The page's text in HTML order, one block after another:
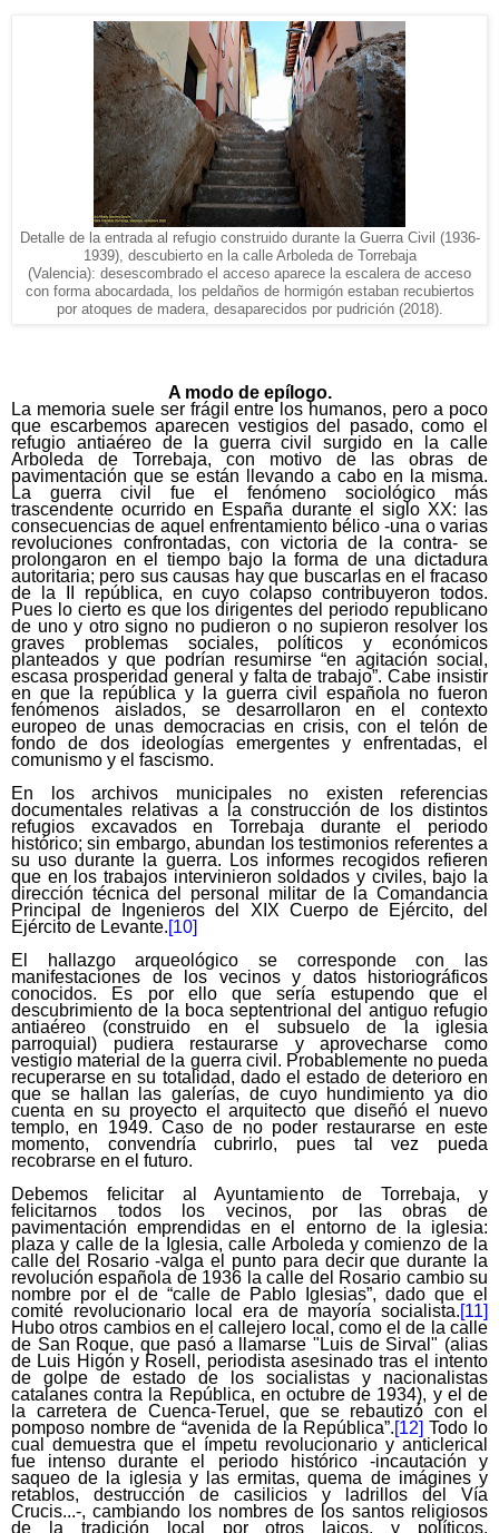
Detalle de la entrada al refugio construido durante la Guerra Civil (1936-
1939), descubierto en la calle Arboleda de Torrebaja
(Valencia): desescombrado el acceso aparece la escalera de acceso
con forma abocardada, los peldaños de hormigón estaban recubiertos
por atoques de madera, desaparecidos por pudrición (2018).
A modo de epílogo.
La memoria suele ser frágil entre los humanos, pero a poco
que escarbemos aparecen vestigios del pasado, como el
refugio antiaéreo de la guerra civil surgido en la calle
Arboleda de Torrebaja, con motivo de las obras de
pavimentación que se están llevando a cabo en la misma.
La guerra civil fue el fenómeno sociológico más
trascendente ocurrido en España durante el siglo XX: las
consecuencias de aquel enfrentamiento bélico -una o varias
revoluciones confrontadas, con victoria de la contra- se
prolongaron en el tiempo bajo la forma de una dictadura
autoritaria; pero sus causas hay que buscarlas en el fracaso
de la II república, en cuyo colapso contribuyeron todos.
Pues lo cierto es que los dirigentes del periodo republicano
de uno y otro signo no pudieron o no supieron resolver los
graves problemas sociales, políticos y económicos
planteados y que podrían resumirse “en agitación social,
escasa prosperidad general y falta de trabajo”. Cabe insistir
en que la república y la guerra civil española no fueron
fenómenos aislados, se desarrollaron en el contexto
europeo de unas democracias en crisis, con el telón de
fondo de dos ideologías emergentes y enfrentadas, el
comunismo y el fascismo.
En los archivos municipales no existen referencias
documentales relativas a la construcción de los distintos
refugios excavados en Torrebaja durante el periodo
histórico; sin embargo, abundan los testimonios referentes a
su uso durante la guerra. Los informes recogidos refieren
que en los trabajos intervinieron soldados y civiles, bajo la
dirección técnica del personal militar de la Comandancia
Principal de Ingenieros del XIX Cuerpo de Ejército, del
Ejército de Levante.[10]
El hallazgo arqueológico se corresponde con las
manifestaciones de los vecinos y datos historiográficos
conocidos. Es por ello que sería estupendo que el
descubrimiento de la boca septentrional del antiguo refugio
antiaéreo (construido en el subsuelo de la iglesia
parroquial) pudiera restaurarse y aprovecharse como
vestigio material de la guerra civil. Probablemente no pueda
recuperarse en su totalidad, dado el estado de deterioro en
que se hallan las galerías, de cuyo hundimiento ya dio
cuenta en su proyecto el arquitecto que diseñó el nuevo
templo, en 1949. Caso de no poder restaurarse en este
momento, convendría cubrirlo, pues tal vez pueda
recobrarse en el futuro.
Debemos felicitar al Ayuntamiento de Torrebaja, y
felicitarnos todos los vecinos, por las obras de
pavimentación emprendidas en el entorno de la iglesia:
plaza y calle de la Iglesia, calle Arboleda y comienzo de la
calle del Rosario -valga el punto para decir que durante la
revolución española de 1936 la calle del Rosario cambio su
nombre por el de “calle de Pablo Iglesias”, dado que el
comité revolucionario local era de mayoría socialista.[11]
Hubo otros cambios en el callejero local, como el de la calle
de San Roque, que pasó a llamarse "Luis de Sirval" (alias
de Luis Higón y Rosell, periodista asesinado tras el intento
de golpe de estado de los socialistas y nacionalistas
catalanes contra la República, en octubre de 1934), y el de
la carretera de Cuenca-Teruel, que se rebautizó con el
pomposo nombre de “avenida de la República”.[12] Todo lo
cual demuestra que el ímpetu revolucionario y anticlerical
fue intenso durante el periodo histórico -incautación y
saqueo de la iglesia y las ermitas, quema de imágines y
retablos, destrucción de casilicios y ladrillos del Vía
Crucis...-, cambiando los nombres de los santos religiosos
de la tradición local por otros laicos, y políticos.